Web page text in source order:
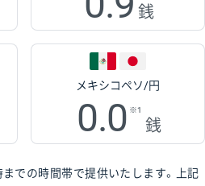
銭
メキシコペソ/円
0.0 ※1
銭
での時間帯で提供いたします。上記